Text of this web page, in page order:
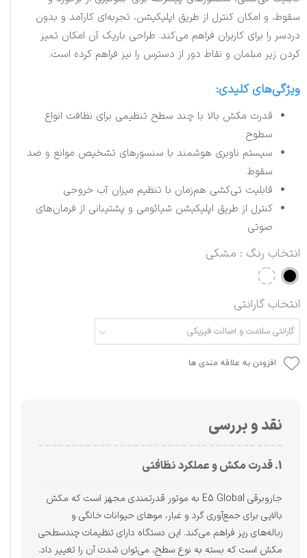
سقوط، و امکان کنترل از طریق اپلیکیشن، تجربه‌ای کارآمد و بدون
دردسر را برای کاربران فراهم می‌کند. طراحی باریک آن امکان تمیز
کردن زیر مبلمان و نقاط دور از دسترس را نیز فراهم کرده است.
ویژگی‌های کلیدی:
قدرت مکش بالا با چند سطح تنظیمی برای نظافت انواع
سطوح
سیستم ناوبری هوشمند با سنسورهای تشخیص موانع و ضد
سقوط
قابلیت تی‌کشی هم‌زمان با تنظیم میزان آب خروجی
کنترل از طریق اپلیکیشن شیائومی و پشتیبانی از فرمان‌های
صوتی
انتخاب رنگ : مشکی
انتخاب گارانتی
گارانتی سلامت و اصالت فیزیکی
افزودن به علاقه مندی ها
نقد و بررسی
1. قدرت مکش و عملکرد نظافتی
جاروبرقی E5 Global به موتور قدرتمندی مجهز است که مکش
بالایی برای جمع‌آوری گرد و غبار، موهای حیوانات خانگی و
زباله‌های ریز فراهم می‌کند. این دستگاه دارای تنظیمات چندسطحی
مکش است که بسته به نوع سطح، می‌توان شدت آن را تغییر داد.